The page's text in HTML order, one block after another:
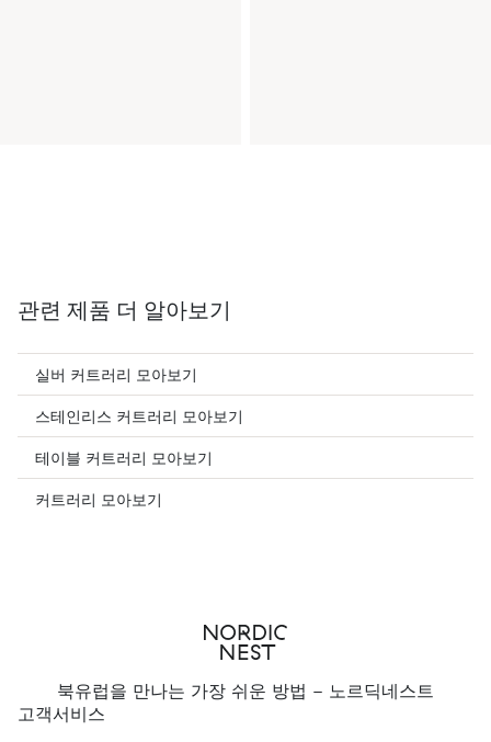
관련 제품 더 알아보기
실버 커트러리 모아보기
스테인리스 커트러리 모아보기
테이블 커트러리 모아보기
커트러리 모아보기
북유럽을 만나는 가장 쉬운 방법 - 노르딕네스트
고객서비스